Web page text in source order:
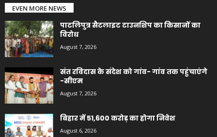
EVEN MORE NEWS
पाटलिपुत्र सैटलाइट टाउनशिप का किसानों का
विरोध
August 7, 2026
संत रविदास के संदेश को गांव- गांव तक पहुंचाएंगे
-सीएम
August 7, 2026
बिहार में 51,600 करोड़ का होगा निवेश
August 6, 2026